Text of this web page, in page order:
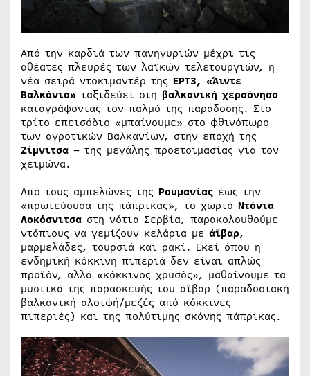
Από την καρδιά των πανηγυριών μέχρι τις
αθέατες πλευρές των λαϊκών τελετουργιών, η
νέα σειρά ντοκιμαντέρ της ΕΡΤ3, «Άιντε
Βαλκάνια» ταξιδεύει στη βαλκανική χερσόνησο
καταγράφοντας τον παλμό της παράδοσης. Στο
τρίτο επεισόδιο «μπαίνουμε» στο φθινόπωρο
των αγροτικών Βαλκανίων, στην εποχή της
Ζίμνιτσα – της μεγάλης προετοιμασίας για τον
χειμώνα.
Από τους αμπελώνες της Ρουμανίας έως την
«πρωτεύουσα της πάπρικας», το χωριό Ντόνια
Λοκόσνιτσα στη νότια Σερβία, παρακολουθούμε
ντόπιους να γεμίζουν κελάρια με άϊβαρ,
μαρμελάδες, τουρσιά και ρακί. Εκεί όπου η
ενδημική κόκκινη πιπεριά δεν είναι απλώς
προϊόν, αλλά «κόκκινος χρυσός», μαθαίνουμε τα
μυστικά της παρασκευής του άϊβαρ (παραδοσιακή
βαλκανική αλοιφή/μεζές από κόκκινες
πιπεριές) και της πολύτιμης σκόνης πάπρικας.